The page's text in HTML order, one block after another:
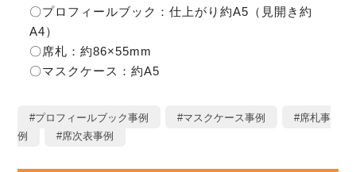
〇プロフィールブック：仕上がり約A5（見開き約
A4）
〇席札：約86×55mm
〇マスクケース：約A5
#プロフィールブック事例 #マスクケース事例
#席札事
例
#席次表事例